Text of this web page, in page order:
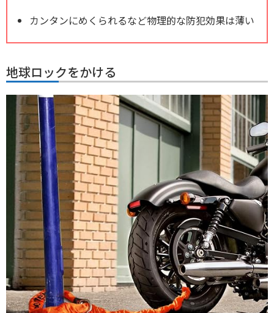
カンタンにめくられるなど物理的な防犯効果は薄い
地球ロックをかける